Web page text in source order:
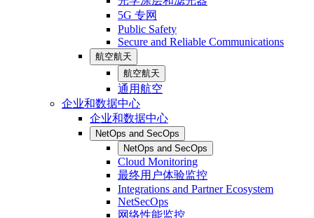
5G 专网
Public Safety
Secure and Reliable Communications
航空航天
航空航天
通用航空
企业和数据中心
企业和数据中心
NetOps and SecOps
NetOps and SecOps
Cloud Monitoring
最终用户体验监控
Integrations and Partner Ecosystem
NetSecOps
网络性能监控